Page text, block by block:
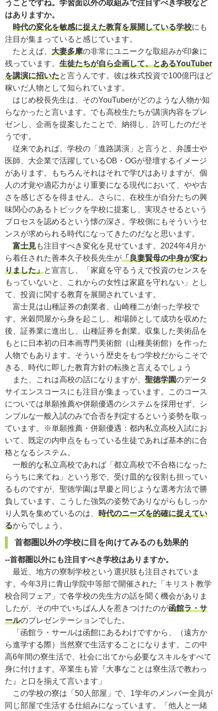
うことですね。学習面以外の取組みで注目すべき学校など
はありますか。
時代の変化を敏感に捉えた教育を展開している学校にも
注目が集まっていると感じています。
たとえば、 大妻多摩の非常にユニークな取組みが印象に
残っています。 生徒たちが自ら企画して、とあるYouTuber
を講演に招いたと言うんです。彼は株式投資で100億円ほど
稼いだ人物として知られています。
はじめ校長先生は、そのYouTuberがどのような人物か知
らなかったと言います。でも高校生たちが講演内容をプレ
ゼンし、企画を提案したことで、納得し、許可したのだそ
うです。
従来であれば、学校の「進路講演」と言うと、弁護士や
医師、大企業で活躍しているOB・OGが登壇するイメージ
があります。もちろんそれはそれで学びはありますが、個
人の才覚や適応力がより重要になる現代において、やや古
さを感じざるを得ません。さらに、在校生が自分たちの興
味関心のあるトピックを学校に提案し、実現させるという
プロセスを認めるという懐の深さ。学校側にもそういうセ
ンスが求められる時代になってきたのだなと思います。
富士見も注目すべき変化を見せています。2024年4月か
ら着任された善本久子校長先生が「良妻賢母の中身が変わ
りました」と宣言し、「家庭を守るうえで投資のセンスを
もっていないと、これからの女性は家庭を守れない」とし
て、投資に関する教育を展開されています。
富士見は山種証券の創業者、山崎種二が創った学校で
す。米穀問屋から身を起こし、相場師として成功を収めた
後、証券業に進出し、山種証券を創業。収集した美術品を
もとに日本初の日本画専門美術館（山種美術館）を作った
人物でもあります。そういう歴史をもつ学校だからこそで
きる、時代に即した教育方針の転換と言えるでしょう
また、これは高校の話になりますが、 聖徳学園のデータ
サイエンスコースにも注目が集まっています。このコース
については単願推薦や併願優遇のシステムを採用せず、シ
ンプルな一般入試のみで合否を判定するという姿勢を取っ
ています。
※単願推薦・併願優遇：都内私立高校入試にお
いて、既定の内申点をもっている生徒であれば基本的に合
格となるシステム。
一般的な私立高校であれば「都立高校で不合格になった
らうちに来てね」という形で、受け皿的な役割も担ってい
るものですが、聖徳学園は早慶と同じような選考方法で勝
負しています。こうした強気の姿勢でありながらもしっか
り人気を集めているのは、 時代のニーズを的確に捉えてい
るからでしょう。
首都圏以外の学校に目を向けてみるのも効果的
--首都圏以外にも注目すべき学校はありますか。
最近、地方の寮制学校という選択肢も注目されていま
す。今年3月に青山学院中等部で開催された「キリスト教学
校合同フェア」で各学校の先生方の話を聞く機会がありま
したが、その中でいちばん人を惹きつけたのが函館ラ・サ
ールのプレゼンテーションでした。
「函館ラ・サールは函館にあるわけですから、（遠方か
ら進学する際）当然寮で生活することになります。この中
高6年間の寮生活で、社会に出てから必要なスキルをすべて
身に付けます。卒業生も皆『大事なことは寮生活で教わっ
た』と口を揃えて言います」
この学校の寮は「50人部屋」で、1学年のメンバー全員が
同じ部屋で生活する仕組みになっています。「他人と一緒